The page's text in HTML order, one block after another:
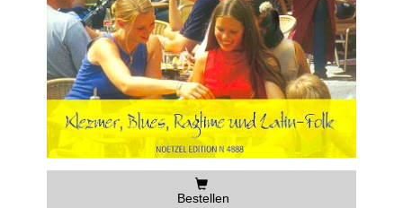
Bestellen